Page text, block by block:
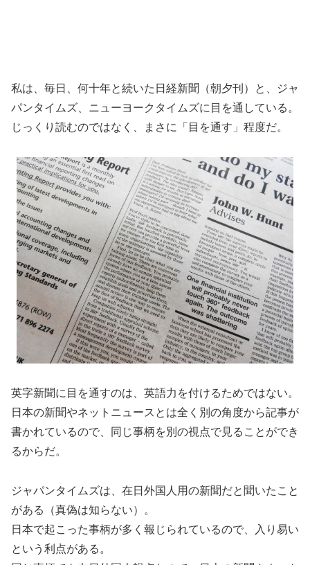
私は、毎日、何十年と続いた日経新聞（朝夕刊）と、ジャ
パンタイムズ、ニューヨークタイムズに目を通している。
じっくり読むのではなく、まさに「目を通す」程度だ。
英字新聞に目を通すのは、英語力を付けるためではない。
日本の新聞やネットニュースとは全く別の角度から記事が
書かれているので、同じ事柄を別の視点で見ることができ
るからだ。
ジャパンタイムズは、在日外国人用の新聞だと聞いたこと
がある（真偽は知らない）。
日本で起こった事柄が多く報じられているので、入り易い
という利点がある。